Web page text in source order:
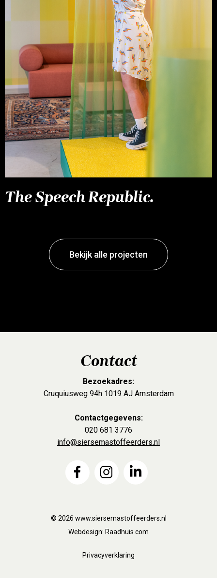
The Speech Republic.
Bekijk alle projecten
Contact
Bezoekadres:
Cruquiusweg 94h 1019 AJ Amsterdam
Contactgegevens:
020 681 3776
info@siersemastoffeerders.nl
© 2026 www.siersemastoffeerders.nl
Webdesign: Raadhuis.com
Privacyverklaring